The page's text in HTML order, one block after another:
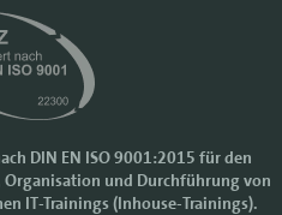
DIN EN ISO 9001:2015 für den
und Durchführung von
IT-Trainings (Inhouse-Trainings).